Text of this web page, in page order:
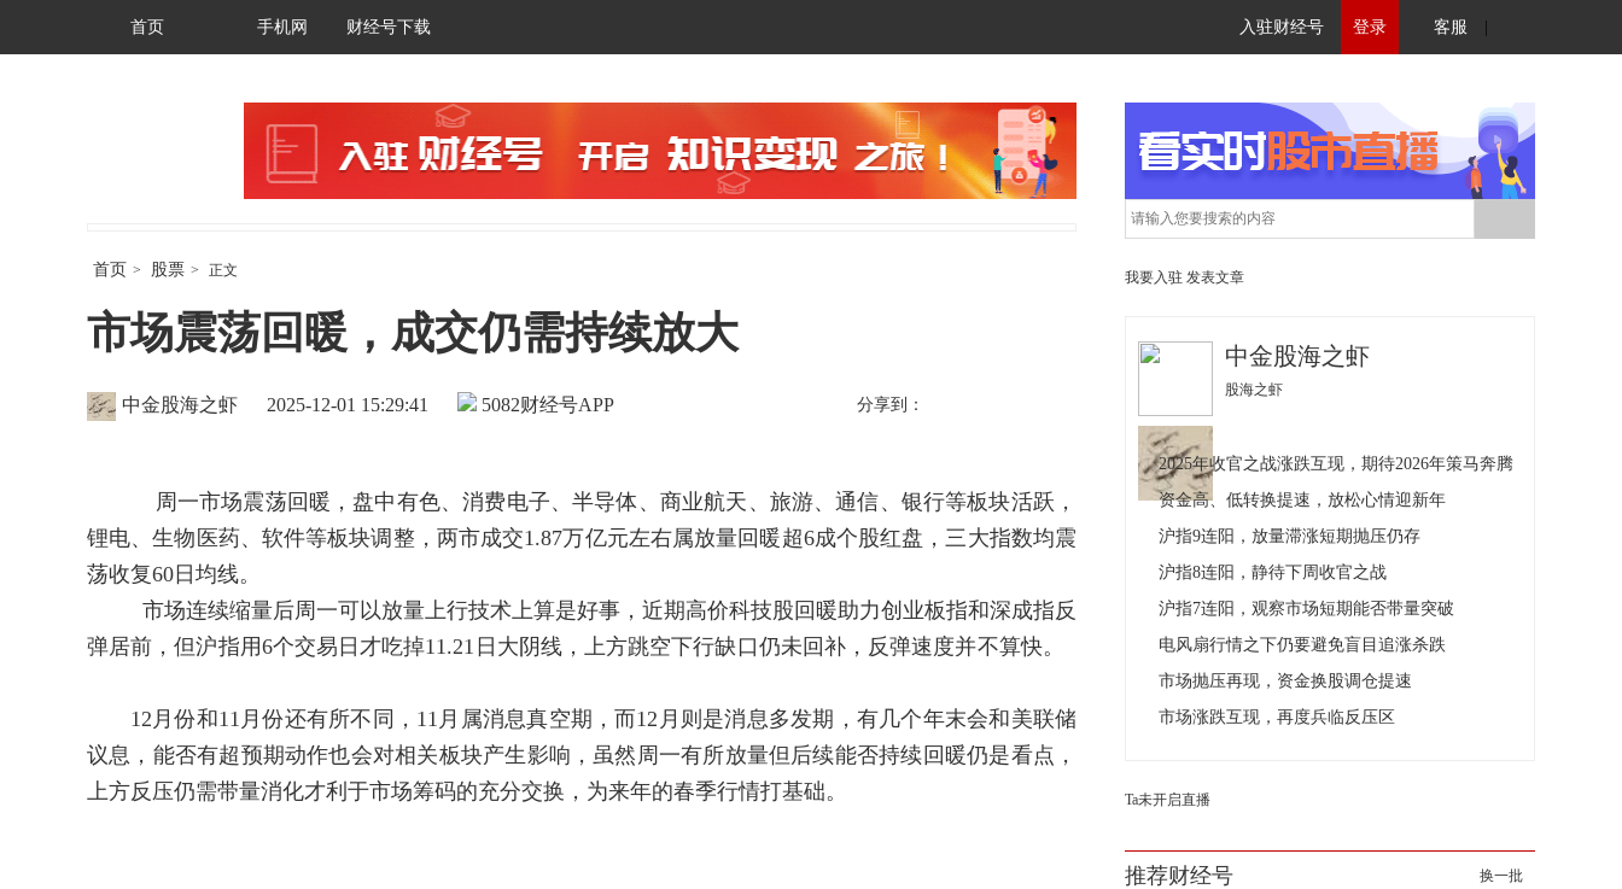
首页 手机网 财经号下载 入驻财经号 登录 客服
首页 > 股票 > 正文
市场震荡回暖，成交仍需持续放大
财经号APP
中金股海之虾 2025-12-01 15:29:41 5082 分享到：
周一市场震荡回暖，盘中有色、消费电子、半导体、商业航天、旅游、通信、银行等板块活跃，
锂电、生物医药、软件等板块调整，两市成交1.87万亿元左右属放量回暖超6成个股红盘，三大指数均震
荡收复60日均线。
市场连续缩量后周一可以放量上行技术上算是好事，近期高价科技股回暖助力创业板指和深成指反
弹居前，但沪指用6个交易日才吃掉11.21日大阴线，上方跳空下行缺口仍未回补，反弹速度并不算快。
12月份和11月份还有所不同，11月属消息真空期，而12月则是消息多发期，有几个年末会和美联储
议息，能否有超预期动作也会对相关板块产生影响，虽然周一有所放量但后续能否持续回暖仍是看点，
上方反压仍需带量消化才利于市场筹码的充分交换，为来年的春季行情打基础。
我要入驻 发表文章
中金股海之虾
股海之虾
2025年收官之战涨跌互现，期待2026年策马奔腾
资金高、低转换提速，放松心情迎新年
沪指9连阳，放量滞涨短期抛压仍存
沪指8连阳，静待下周收官之战
沪指7连阳，观察市场短期能否带量突破
电风扇行情之下仍要避免盲目追涨杀跌
市场抛压再现，资金换股调仓提速
市场涨跌互现，再度兵临反压区
Ta未开启直播
推荐财经号 换一批